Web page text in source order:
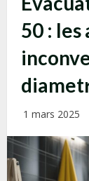
50 : les
1 mars 2025